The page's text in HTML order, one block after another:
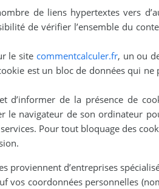
de liens hypertextes vers
de vérifier l’ensemble du
le site commentcalculer.fr, un ou
est un bloc de données qui
d’informer de la présence de
le navigateur de son ordinateur
Pour tout bloquage des
proviennent d’entreprises
vos coordonnées personnelles